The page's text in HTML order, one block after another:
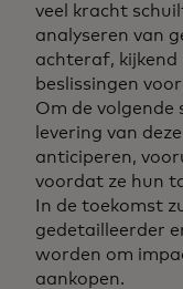
veel kracht
analyseren van
achteraf, kijkend
beslissingen
Om de volgende
levering van
anticiperen,
voordat ze hun
In de toekomst
gedetailleerder
worden om
aankopen.